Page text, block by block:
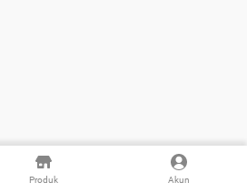
Produk Akun